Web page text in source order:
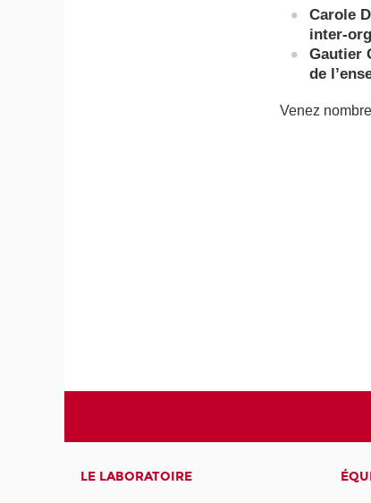
Carole
inter-
Gautier
de
Venez
LE LABORATOIRE